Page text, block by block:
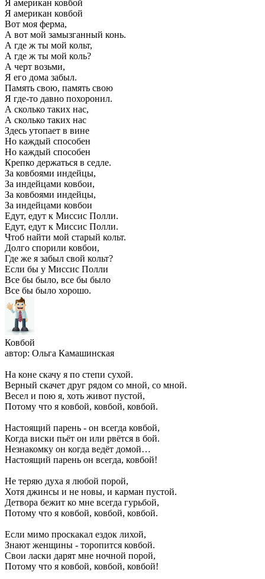
Я американ ковбой
Я американ ковбой
Вот моя ферма,
А вот мой замызганный конь.
А где ж ты мой кольт,
А где ж ты мой коль?
А черт возьми,
Я его дома забыл.
Память свою, память свою
Я где-то давно похоронил.
А сколько таких нас,
А сколько таких нас
Здесь утопает в вине
Но каждый способен
Но каждый способен
Крепко держаться в седле.
За ковбоями индейцы,
За индейцами ковбои,
За ковбоями индейцы,
За индейцами ковбои
Едут, едут к Миссис Полли.
Едут, едут к Миссис Полли.
Чтоб найти мой старый кольт.
Долго спорили ковбои,
Где же я забыл свой кольт?
Если бы у Миссис Полли
Все бы было, все бы было
Все бы было хорошо.
Ковбой
автор: Ольга Камашинская
На коне скачу я по степи сухой.
Верный скачет друг рядом со мной, со мной.
Весел и пою я, хоть живот пустой,
Потому что я ковбой, ковбой, ковбой.
Настоящий парень - он всегда ковбой,
Когда виски пьёт он или рвётся в бой.
Незнакомку он когда ведёт домой…
Настоящий парень он всегда, ковбой!
Не теряю духа я любой порой,
Хотя джинсы и не новы, и карман пустой.
Детвора бежит ко мне всегда гурьбой,
Потому что я ковбой, ковбой, ковбой.
Если мимо проскакал ездок лихой,
Знают женщины - торопится ковбой.
Свои ласки дарят мне ночной порой,
Потому что я ковбой, ковбой, ковбой!